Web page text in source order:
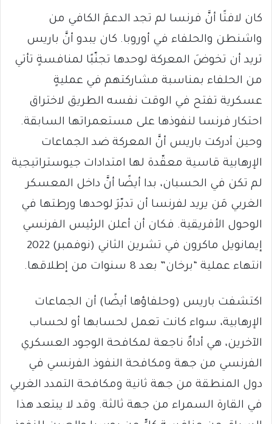
كان لافتًا أنَّ فرنسا لم تجد الدعمَ الكافي من
واشنطن والحلفاء في أوروبا. كان يبدو أنَّ باريس
تريد أن تخوضَ المعركة لوحدها تجنّبًا لمنافسةٍ تأتي
من الحلفاء بمناسبة مشاركتهم في عمليةٍ
عسكرية تفتح في الوقت نفسه الطريق لاختراق
احتكار فرنسا لنفوذها على مستعمراتها السابقة.
وحين أدركت باريس أنَّ المعركة ضد الجماعات
الإرهابية قاسية معقّدة لها امتدادات جيوستراتيجية
لم تكن في الحسبان، بدا أيضًا أنَّ داخل المعسكر
الغربي مَن يريد لفرنسا أن تدبّرَ لوحدها ورطتها في
الوحول الأفريقية. فكان أن أعلن الرئيس الفرنسي
إيمانويل ماكرون في تشرين الثاني (نوفمبر) 2022
انتهاء عملية “برخان” بعد 8 سنوات من إطلاقها.
اكتشفت باريس (وحلفاؤها أيضًا) أن الجماعات
الإرهابية، سواء كانت تعمل لحسابها أو لحساب
الآخرين، هي أداةٌ ناجعة لمكافحة الوجود العسكري
الفرنسي من جهة ومكافحة النفوذ الفرنسي في
دول المنطقة من جهة ثانية ومكافحة التمدد الغربي
في القارة السمراء من جهة ثالثة. وقد لا يبتعد هذا